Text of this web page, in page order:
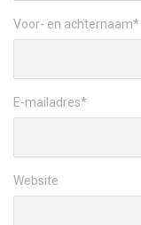
Voor- en achternaam*
E-mailadres*
Website